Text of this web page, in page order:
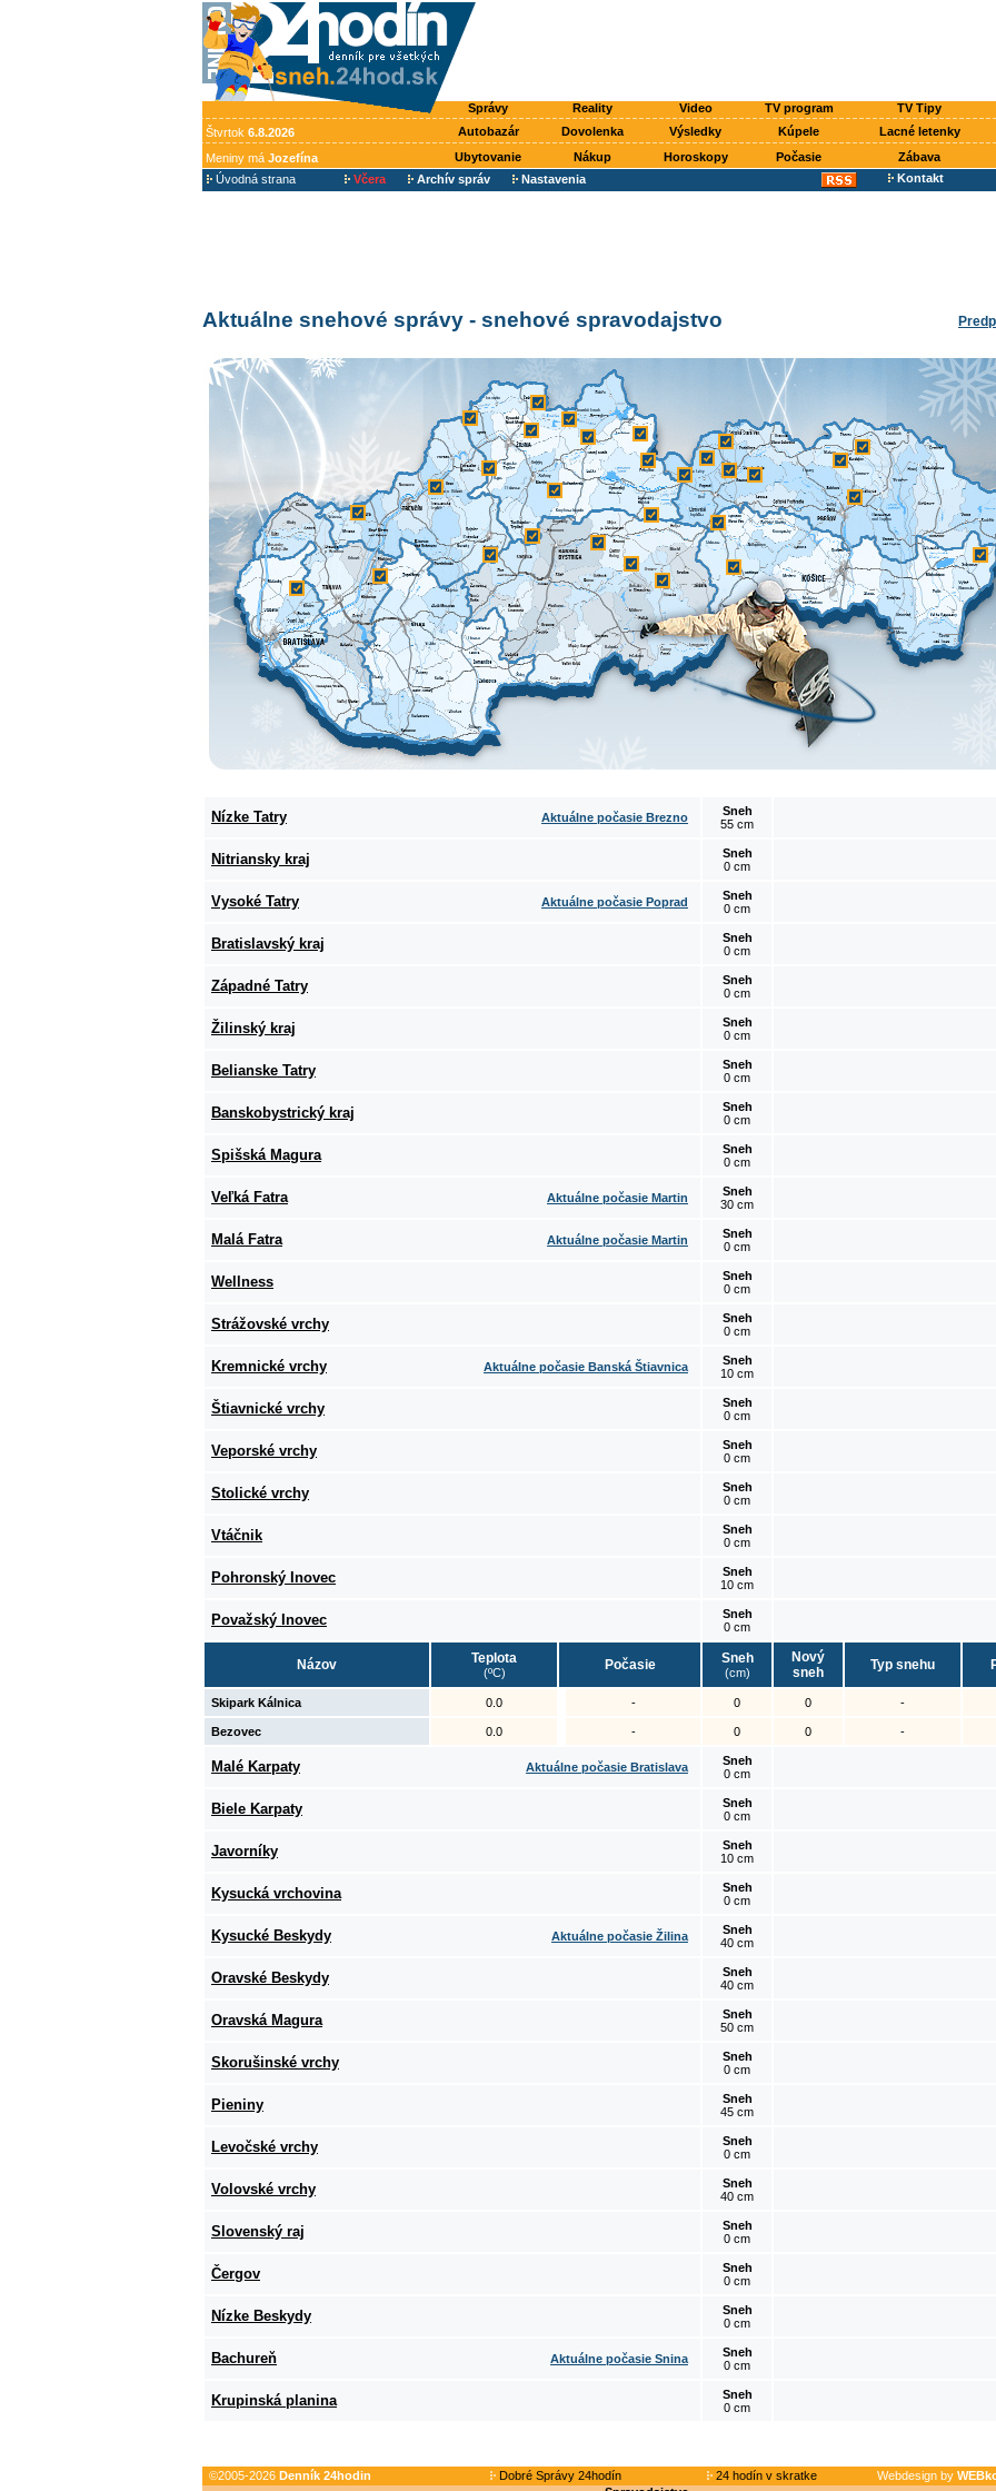
Správy Reality Video TV program TV Tipy
Štvrtok 6.8.2026 Autobazár Dovolenka Výsledky Kúpele Lacné letenky
Meniny má Jozefína Ubytovanie Nákup Horoskopy Počasie Zábava
Úvodná strana
Včera Archív správ Nastavenia Kontakt
Aktuálne snehové správy - snehové spravodajstvo
Nízke Tatry Aktuálne počasie Brezno
Sneh
55 cm
Nitriansky kraj
Sneh
0 cm
Vysoké Tatry Aktuálne počasie Poprad
Sneh
0 cm
Bratislavský kraj
Sneh
0 cm
Západné Tatry
Sneh
0 cm
Žilinský kraj
Sneh
0 cm
Belianske Tatry
Sneh
0 cm
Banskobystrický kraj
Sneh
0 cm
Spišská Magura
Sneh
0 cm
Veľká Fatra Aktuálne počasie Martin
Sneh
30 cm
Malá Fatra Aktuálne počasie Martin
Sneh
0 cm
Wellness
Sneh
0 cm
Strážovské vrchy
Sneh
0 cm
Kremnické vrchy Aktuálne počasie Banská Štiavnica
Sneh
10 cm
Štiavnické vrchy
Sneh
0 cm
Veporské vrchy
Sneh
0 cm
Stolické vrchy
Sneh
0 cm
Vtáčnik
Sneh
0 cm
Pohronský Inovec
Sneh
10 cm
Považský Inovec
Sneh
0 cm
Názov Teplota
(ºC) Počasie Sneh
(cm)
Nový
sneh
Typ snehu
Skipark Kálnica 0.0 - 0 0 -
Bezovec 0.0 - 0 0 -
Malé Karpaty Aktuálne počasie Bratislava
Sneh
0 cm
Biele Karpaty
Sneh
0 cm
Javorníky
Sneh
10 cm
Kysucká vrchovina
Sneh
0 cm
Kysucké Beskydy Aktuálne počasie Žilina
Sneh
40 cm
Oravské Beskydy
Sneh
40 cm
Oravská Magura
Sneh
50 cm
Skorušinské vrchy
Sneh
0 cm
Pieniny
Sneh
45 cm
Levočské vrchy
Sneh
0 cm
Volovské vrchy
Sneh
40 cm
Slovenský raj
Sneh
0 cm
Čergov
Sneh
0 cm
Nízke Beskydy
Sneh
0 cm
Bachureň Aktuálne počasie Snina
Sneh
0 cm
Krupinská planina
Sneh
0 cm
©2005-2026 Denník 24hodin Dobré Správy 24hodín 24 hodín v skratke Webdesign by